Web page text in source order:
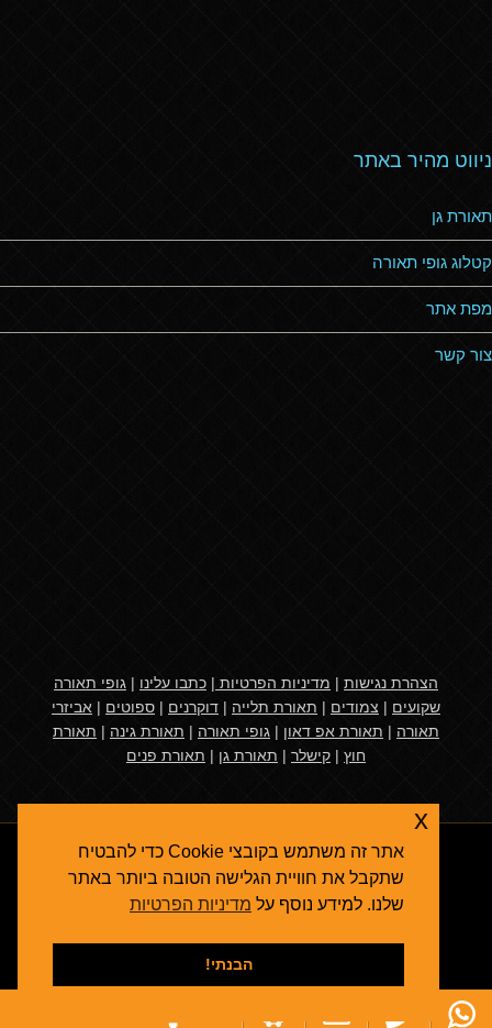
ניווט מהיר באתר
תאורת גן
קטלוג גופי תאורה
מפת אתר
צור קשר
הצהרת נגישות | מדיניות הפרטיות | כתבו עלינו | גופי תאורה
שקועים | צמודים | תאורת תלייה | דוקרנים | ספוטים | אביזרי
תאורה | תאורת אפ דאון | גופי תאורה | תאורת גינה | תאורת
חוץ | קישלר | תאורת גן | תאורת פנים
קידום אתרים בגוגל
אתר זה משתמש בקובצי Cookie כדי להבטיח
שתקבל את חוויית הגלישה הטובה ביותר באתר
שלנו. למידע נוסף על מדיניות הפרטיות
הבנתי!
x